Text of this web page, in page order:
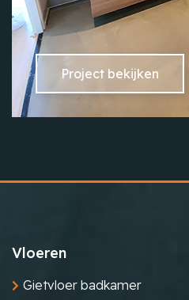
Project bekijken
Vloeren
Gietvloer badkamer